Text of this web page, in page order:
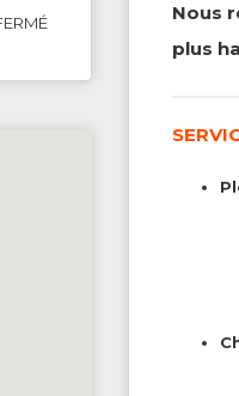
Nous
plus